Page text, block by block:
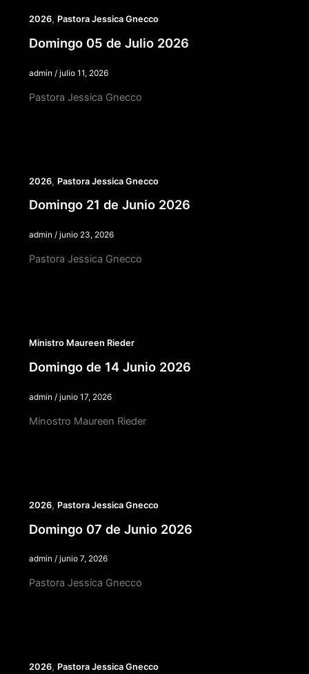
2026, Pastora Jessica Gnecco
Domingo 05 de Julio 2026
admin / julio 11, 2026
Pastora Jessica Gnecco
2026, Pastora Jessica Gnecco
Domingo 21 de Junio 2026
admin / junio 23, 2026
Pastora Jessica Gnecco
Ministro Maureen Rieder
Domingo de 14 Junio 2026
admin / junio 17, 2026
Minostro Maureen Rieder
2026, Pastora Jessica Gnecco
Domingo 07 de Junio 2026
admin / junio 7, 2026
Pastora Jessica Gnecco
2026, Pastora Jessica Gnecco